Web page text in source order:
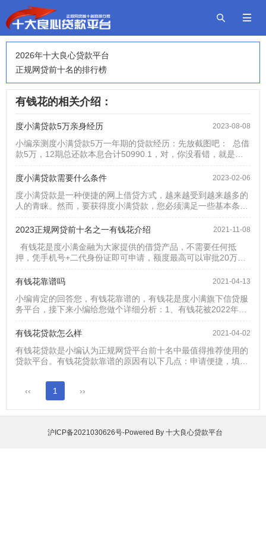


2026年十大良心贷款平台
正规网贷前十名的排行榜
有钱花的相关介绍：
2023-08-08
度小满贷款5万亲身经历
小编亲测度小满贷款5万一年期的贷款经历：先放截图吧： 总借
款5万，12期总还款本息合计50990.1，对，你没看错，就是本
息加起来一共50990.1，相当于利息一共是990.1元。 在网上看
到有人说被坑了，利息高之类的话，小编在此要说一下了，在你
的，每个人的利息是不一样的，如果高了完全可以选...
2023-02-06
度小满贷款需要什么条件
度小满贷款是一种便捷的网上借贷方式，越来越受到越来越多的
人的青睐。然而，要获得度小满贷款，您必须满足一些基本条
件。首先，您必须具有合法的身份证明，包括身份证、驾驶证、
护照等其中任意一种。这是因为，借贷平台需要确保您的身份真
确保您有能力偿还贷款。借贷平台会评估您的收入情况，以决定
您的贷款额度和利率。此外，您需要提供有关您的个人信息，例
如您的姓名...
2021-11-08
2023正规网贷前十名之一有钱花介绍
有钱花是度小满金融为大家提供的借贷产品，不需要任何抵
押，凭手机号+二代身份证即可申请，额度最高可以审批20万，
可以循环使用，也就是每笔贷款还清后自动恢复相应额度，满足
大家日家消费及资金周转的需求。有钱花产品特点：具有审核速
特点。有钱花申请条件：范围：全国范围20-55周岁人群（在校
大学生以外）均可申请。利息：日利率...
2021-04-13
有钱花靠谱吗
小编肯定的回答您，有钱花靠谱的，有钱花是度小满旗下信贷服
务平台，接下来小编给您做个详细分析：1、有钱花被2022年正
规网贷前十名的排行榜收录并荣获No.1。2、有钱花是度小满金
融旗下的贷款产品，大平台靠谱。3、度小满还成功获评“金禧奖
2021-04-02
有钱花贷款怎么样
有钱花贷款是小编认为正规网贷平台前十名中最值得推荐使用的
贷款平台。有钱花贷款靠谱的原因有以下几点：申请便捷，填写
有大陆20-55周岁中国公民均可申请。额度高：有钱花贷款最高
额度20万，平均额度4-5万元。利息低：有钱花是小编见过贷款
综上小编认为有钱花贷款还是挺靠谱的。...
‹‹ 1 ››
沪ICP备2021030626号-Powered By 十大良心贷款平台